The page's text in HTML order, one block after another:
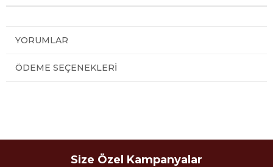
YORUMLAR
ÖDEME SEÇENEKLERI
Size Özel Kampanyalar